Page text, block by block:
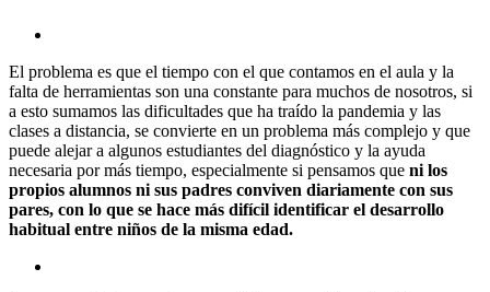
El problema es que el tiempo con el que contamos en el aula y la
falta de herramientas son una constante para muchos de nosotros, si
a esto sumamos las dificultades que ha traído la pandemia y las
clases a distancia, se convierte en un problema más complejo y que
puede alejar a algunos estudiantes del diagnóstico y la ayuda
necesaria por más tiempo, especialmente si pensamos que ni los
propios alumnos ni sus padres conviven diariamente con sus
pares, con lo que se hace más difícil identificar el desarrollo
habitual entre niños de la misma edad.